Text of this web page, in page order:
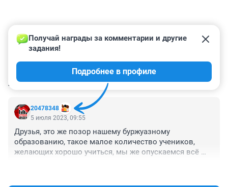
КОММЕНТАРИИ 1
20478348
Получай награды за комментарии и другие
задания!
Подробнее в профиле
5 июля 2023, 09:55
Друзья, это же позор нашему буржуазному
образованию, такое малое количество учеников,
желающих хорошо учиться, мы же опускаемся всё